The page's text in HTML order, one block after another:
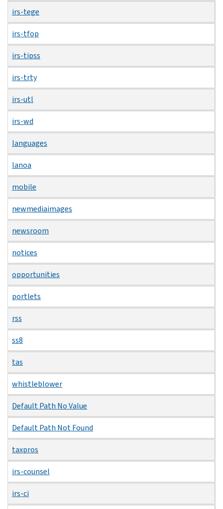
irs-tege
irs-tfop
irs-tipss
irs-trty
irs-utl
irs-wd
languages
lanoa
mobile
newmediaimages
newsroom
notices
opportunities
portlets
rss
ss8
tas
whistleblower
Default Path No Value
Default Path Not Found
taxpros
irs-counsel
irs-ci